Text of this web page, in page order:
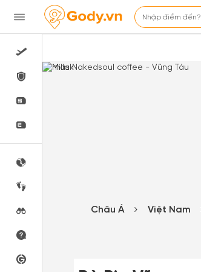
Nhập điểm đến?
Châu Á Việt Nam